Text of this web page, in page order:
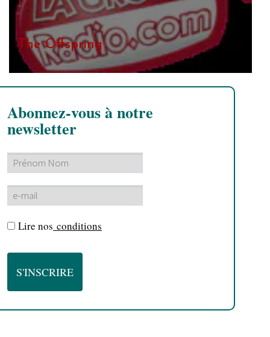
The Offspring
Abonnez-vous à notre
newsletter
Lire nos conditions